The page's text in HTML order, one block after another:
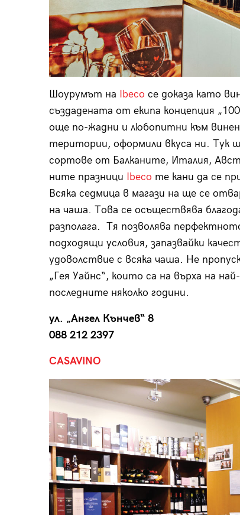
Шоурумът на Ibeco се доказа като
създадената от екипа концепция
още по-жадни и любопитни към
територии, оформили вкуса ни. Тук
сортове от Балканите, Италия,
ните празници Ibeco те кани да се
Всяка седмица в магази­ на ще се
на чаша. Това се осъществява
разполага. Тя позволява
подходящи условия, запазвайки
удоволствие с всяка чаша. Не
„Гея Уайнс“, които са на върха на
последните няколко години.
ул. „Ангел Кънчев“ 8
088 212 2397
CASAVINO